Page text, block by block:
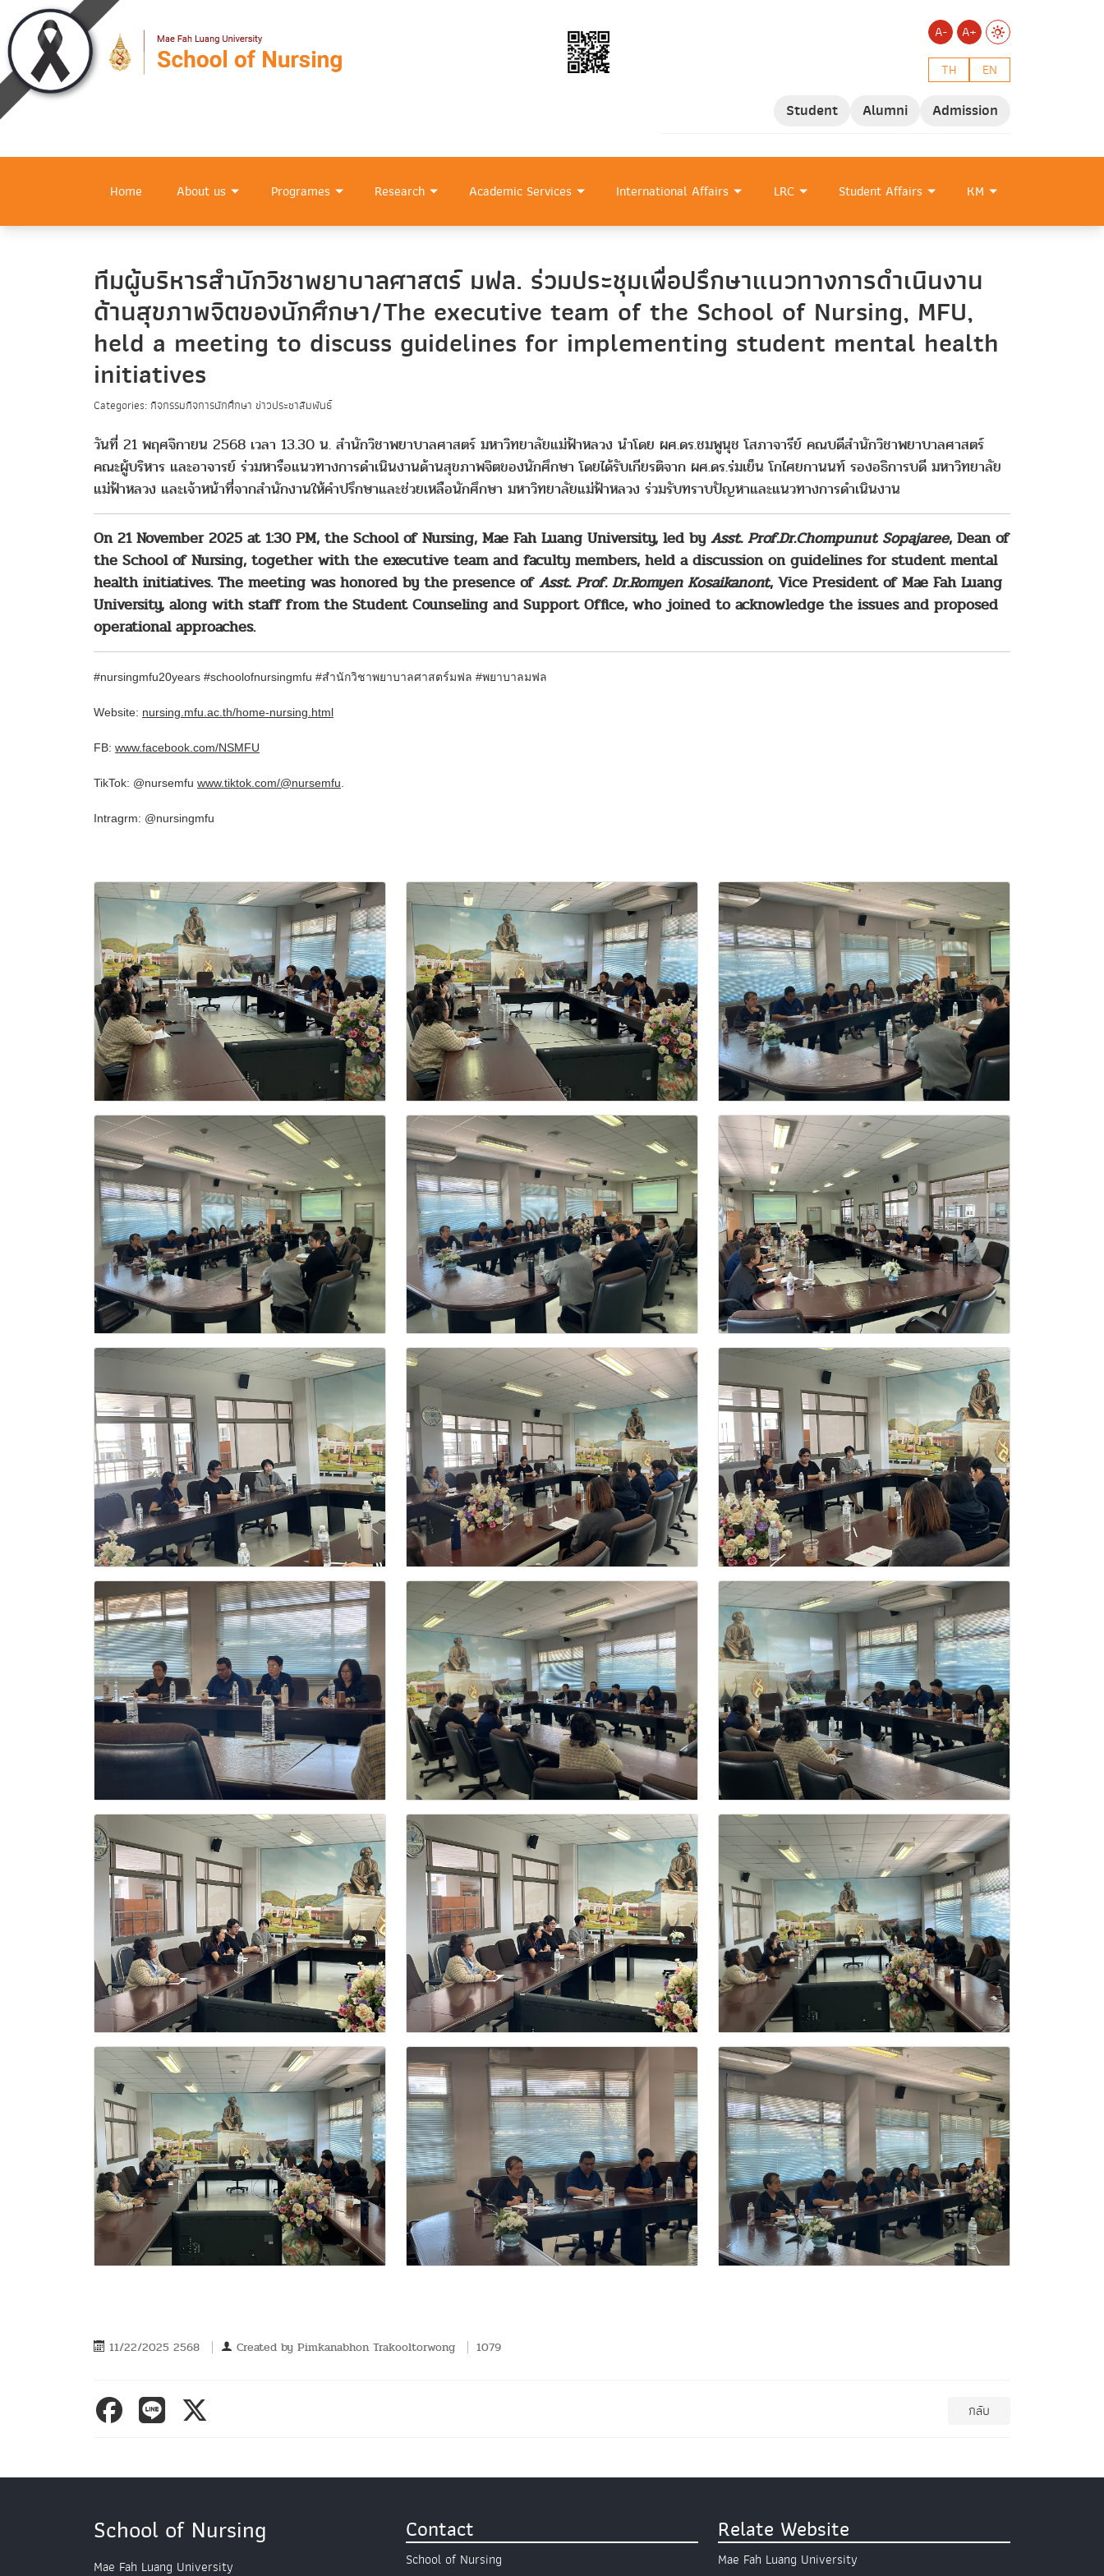
A-
A+
TH
EN
Student Alumni Admission
Home About us Programes Research Academic Services International Affairs LRC Student Affairs KM
ทีมผู้บริหารสำนักวิชาพยาบาลศาสตร์ มฟล. ร่วมประชุมเพื่อปรึกษาแนวทางการดำเนินงาน
ด้านสุขภาพจิตของนักศึกษา/The executive team of the School of Nursing, MFU,
held a meeting to discuss guidelines for implementing student mental health
initiatives
Categories: กิจกรรมกิจการนักศึกษา ข่าวประชาสัมพันธ์
วันที่ 21 พฤศจิกายน 2568 เวลา 13.30 น. สำนักวิชาพยาบาลศาสตร์ มหาวิทยาลัยแม่ฟ้าหลวง นำโดย ผศ.ดร.ชมพูนุช โสภาจารีย์ คณบดีสำนักวิชาพยาบาลศาสตร์
คณะผู้บริหาร และอาจารย์ ร่วมหารือแนวทางการดำเนินงานด้านสุขภาพจิตของนักศึกษา โดยได้รับเกียรติจาก ผศ.ดร.ร่มเย็น โกไศยกานนท์ รองอธิการบดี มหาวิทยาลัย
แม่ฟ้าหลวง และเจ้าหน้าที่จากสำนักงานให้คำปรึกษาและช่วยเหลือนักศึกษา มหาวิทยาลัยแม่ฟ้าหลวง ร่วมรับทราบปัญหาและแนวทางการดำเนินงาน
On 21 November 2025 at 1:30 PM, the School of Nursing, Mae Fah Luang University, led by Asst. Prof.Dr.Chompunut Sopajaree, Dean of
the School of Nursing, together with the executive team and faculty members, held a discussion on guidelines for student mental
health initiatives. The meeting was honored by the presence ofAsst. Prof. Dr.Romyen Kosaikanont, Vice President of Mae Fah Luang
University, along with staff from the Student Counseling and Support Office, who joined to acknowledge the issues and proposed
operational approaches.
#nursingmfu20years #schoolofnursingmfu #สำนักวิชาพยาบาลศาสตร์มฟล #พยาบาลมฟล
Website: nursing.mfu.ac.th/home-nursing.html
FB: www.facebook.com/NSMFU
TikTok: @nursemfu www.tiktok.com/@nursemfu
Intragrm: @nursingmfu
11/22/2025 2568 Created by Pimkanabhon Trakooltorwong 1079
กลับ
School of Nursing
Mae Fah Luang University
Contact
School of Nursing
Relate Website
Mae Fah Luang University